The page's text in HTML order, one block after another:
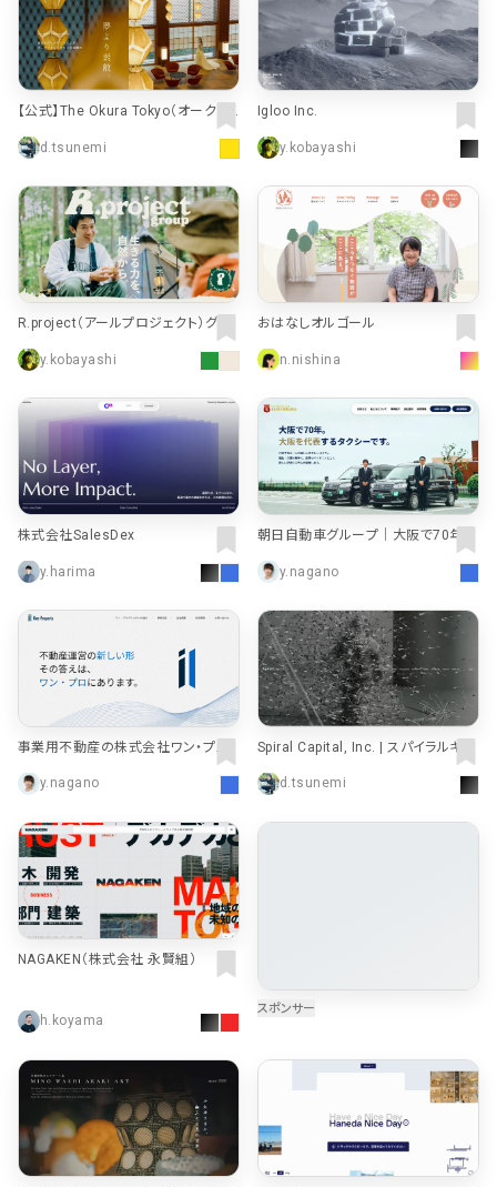
【公式】The Okura Tokyo（オークラ
東京）| 港区・赤坂・六本木・麻布の結
婚式場・ウエディング
d.tsunemi
Igloo Inc.
y.kobayashi
R.project（アールプロジェクト）グル
y.kobayashi
おはなしオルゴール
n.nishina
株式会社SalesDex
y.harima
朝日自動車グループ｜大阪で70年、
y.nagano
事業用不動産の株式会社ワン・プロ
y.nagano
Spiral Capital, Inc. | スパイラルキャ
d.tsunemi
NAGAKEN（株式会社 永賢組）
h.koyama